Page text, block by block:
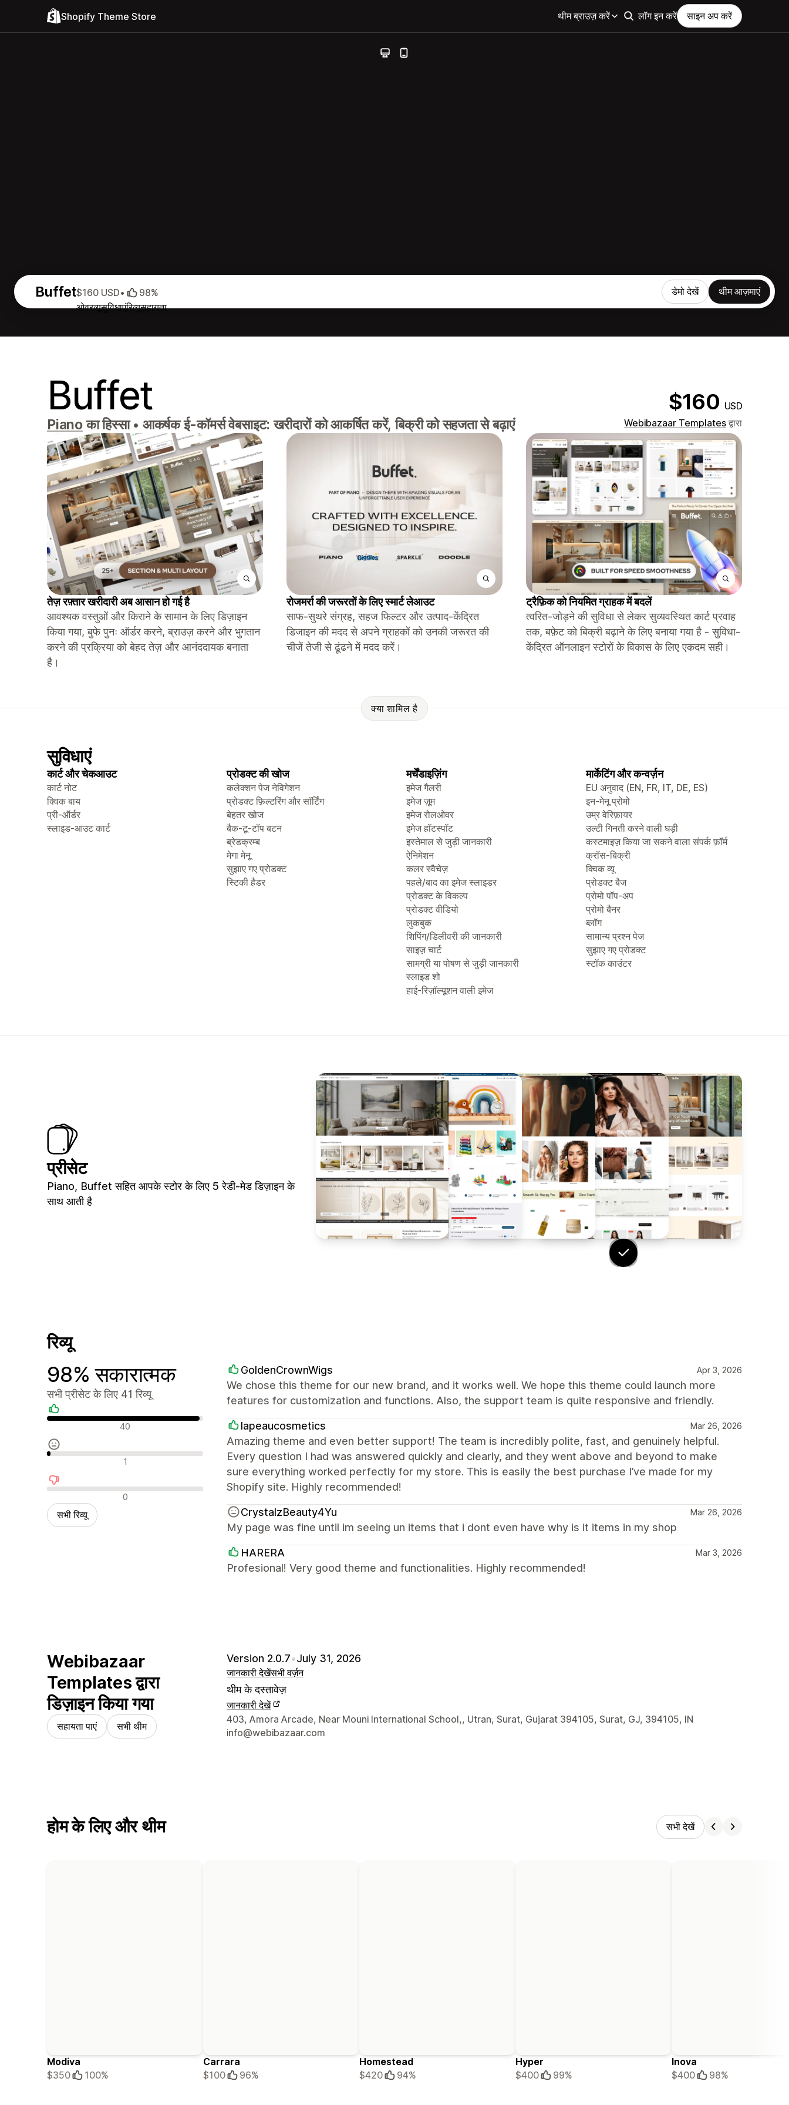
Shopify Theme Store थीम ब्राउज़ करें लॉग इन करें साइन अप करें
Buffet
ओवरव्यूसुविधाएंरिव्यूसहायता
$160 USD• 98% डेमो देखें थीम आज़माएं
Buffet $160 USD
Pianoका हिस्सा• आकर्षक ई-कॉमर्स वेबसाइट: खरीदारों को आकर्षित करें, बिक्री को सहजता से बढ़ाएं Webibazaar Templates द्वारा
तेज़ रफ़्तार खरीदारी अब आसान हो गई है
आवश्यक वस्तुओं और किराने के सामान के लिए डिज़ाइन
किया गया, बुफे पुनः ऑर्डर करने, ब्राउज़ करने और भुगतान
करने की प्रक्रिया को बेहद तेज़ और आनंददायक बनाता
है।
रोजमर्रा की जरूरतों के लिए स्मार्ट लेआउट
साफ-सुथरे संग्रह, सहज फिल्टर और उत्पाद-केंद्रित
डिजाइन की मदद से अपने ग्राहकों को उनकी जरूरत की
चीजें तेजी से ढूंढने में मदद करें।
ट्रैफ़िक को नियमित ग्राहक में बदलें
त्वरित-जोड़ने की सुविधा से लेकर सुव्यवस्थित कार्ट प्रवाह
तक, बफ़ेट को बिक्री बढ़ाने के लिए बनाया गया है - सुविधा-
केंद्रित ऑनलाइन स्टोरों के विकास के लिए एकदम सही।
क्या शामिल है
सुविधाएं
कार्ट और चेकआउट
कार्ट नोट
क्विक बाय
प्री-ऑर्डर
स्लाइड-आउट कार्ट
प्रोडक्ट की खोज
कलेक्शन पेज नेविगेशन
प्रोडक्ट फ़िल्टरिंग और सॉर्टिंग
बेहतर खोज
बैक-टू-टॉप बटन
ब्रेडक्रम्ब
मेगा मेनू
सुझाए गए प्रोडक्ट
स्टिकी हैडर
मर्चेंडाइज़िंग
इमेज गैलरी
इमेज ज़ूम
इमेज रोलओवर
इमेज हॉटस्पॉट
इस्तेमाल से जुड़ी जानकारी
ऐनिमेशन
कलर स्वैचेज़
पहले/बाद का इमेज स्लाइडर
प्रोडक्ट के विकल्प
प्रोडक्ट वीडियो
लुकबुक
शिपिंग/डिलीवरी की जानकारी
साइज़ चार्ट
सामग्री या पोषण से जुड़ी जानकारी
स्लाइड शो
हाई-रिज़ॉल्यूशन वाली इमेज
मार्केटिंग और कन्वर्ज़न
EU अनुवाद (EN, FR, IT, DE, ES)
इन-मेनू प्रोमो
उम्र वेरिफ़ायर
उल्टी गिनती करने वाली घड़ी
कस्टमाइज़ किया जा सकने वाला संपर्क फ़ॉर्म
क्रॉस-बिक्री
क्विक व्यू
प्रोडक्ट बैज
प्रोमो पॉप-अप
प्रोमो बैनर
ब्लॉग
सामान्य प्रश्न पेज
सुझाए गए प्रोडक्ट
स्टॉक काउंटर
प्रीसेट
Piano, Buffet सहित आपके स्टोर के लिए 5 रेडी-मेड डिज़ाइन के
साथ आती है
रिव्यू
98% सकारात्मक
सभी प्रीसेट के लिए 41 रिव्यू
सकारात्मक रिव्यू 40
न्यूट्रल रिव्यू 1
नकारात्मक रिव्यू 0
सभी रिव्यू
GoldenCrownWigs Apr 3, 2026
We chose this theme for our new brand, and it works well. We hope this theme could launch more
features for customization and functions. Also, the support team is quite responsive and friendly.
lapeaucosmetics Mar 26, 2026
Amazing theme and even better support! The team is incredibly polite, fast, and genuinely helpful.
Every question I had was answered quickly and clearly, and they went above and beyond to make
sure everything worked perfectly for my store. This is easily the best purchase I’ve made for my
Shopify site. Highly recommended!
CrystalzBeauty4Yu Mar 26, 2026
My page was fine until im seeing un items that i dont even have why is it items in my shop
HARERA Mar 3, 2026
Profesional! Very good theme and functionalities. Highly recommended!
Webibazaar
Templates द्वारा
डिज़ाइन किया गया
सहायता पाएं सभी थीम
Version 2.0.7•July 31, 2026
जानकारी देखेंसभी वर्ज़न
थीम के दस्तावेज़
जानकारी देखें
डिज़ाइनर के संपर्क की जानकारी
403, Amora Arcade, Near Mouni International School,, Utran, Surat, Gujarat 394105, Surat, GJ, 394105, IN
info@webibazaar.com
होम के लिए और थीम सभी देखें
Modiva
$350
100%
Carrara
$100
96%
Homestead
$420
94%
Hyper
$400
99%
Inova
$400
98%